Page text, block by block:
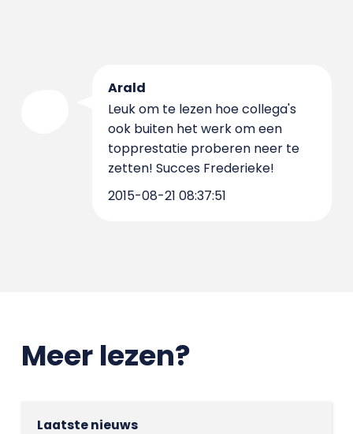
Arald
Leuk om te lezen hoe collega's
ook buiten het werk om een
topprestatie proberen neer te
zetten! Succes Frederieke!
2015-08-21 08:37:51
Meer lezen?
Laatste nieuws